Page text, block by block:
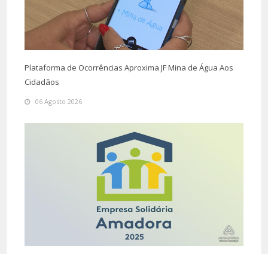
Plataforma de Ocorrências Aproxima JF Mina de Água Aos
Cidadãos
06 Agosto 2026